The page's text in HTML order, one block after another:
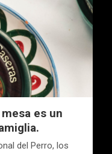
es un
del Perro, los